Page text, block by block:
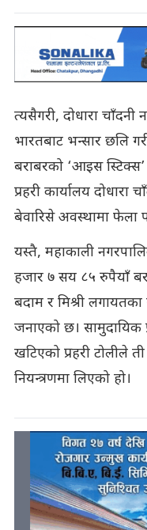
त्यसैगरी, दोधारा चाँदनी
भारतबाट भन्सार छलि
बराबरको ‘आइस
प्रहरी कार्यालय
बेवारिसे अवस्थामा फेला
यस्तै, महाकाली
हजार ७ सय ८५ रुपैयाँ
बदाम र मिश्री लगायतका
जनाएको छ। सामुदायिक
खटिएको प्रहरी टोलीले
नियन्त्रणमा लिएको हो।